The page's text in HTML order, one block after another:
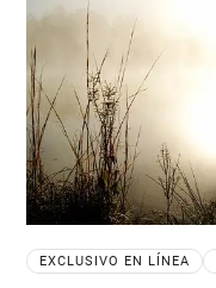
EXCLUSIVO EN LÍNEA